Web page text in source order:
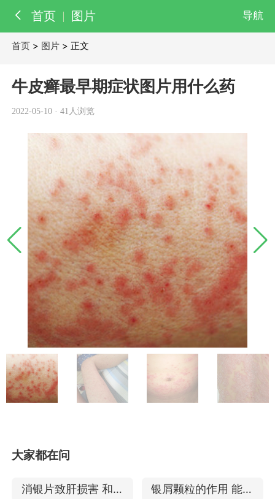
首页 图片 导航
医院
首页 > 图片 > 正文
牛皮癣最早期症状图片用什么药
2022-05-10 · 41人浏览
大家都在问
消银片致肝损害 和阿
银屑颗粒的作用 能不